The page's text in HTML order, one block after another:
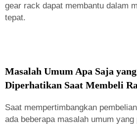
gear rack dapat membantu dalam
tepat.
Masalah Umum Apa Saja
Diperhatikan Saat Membeli
Saat mempertimbangkan
ada beberapa masalah umum